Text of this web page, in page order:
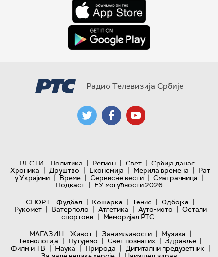
Радио Телевизија Србије
ВЕСТИ Политика | Регион | Свет | Србија данас |
Хроника | Друштво | Економија | Мерила времена | Рат
у Украјини | Време | Сервисне вести | Сматрачница |
Подкаст | ЕУ могућности 2026
СПОРТ
Фудбал | Кошарка | Тенис | Одбојка |
Рукомет | Ватерполо | Атлетика | Ауто-мото | Остали
спортови | Меморијал РТС
МАГАЗИН
Живот | Занимљивости | Музика |
Технологијa | Путујемо | Свет познатих | Здравље |
Филм и ТВ | Наука | Природа | Дигитални предузетник |